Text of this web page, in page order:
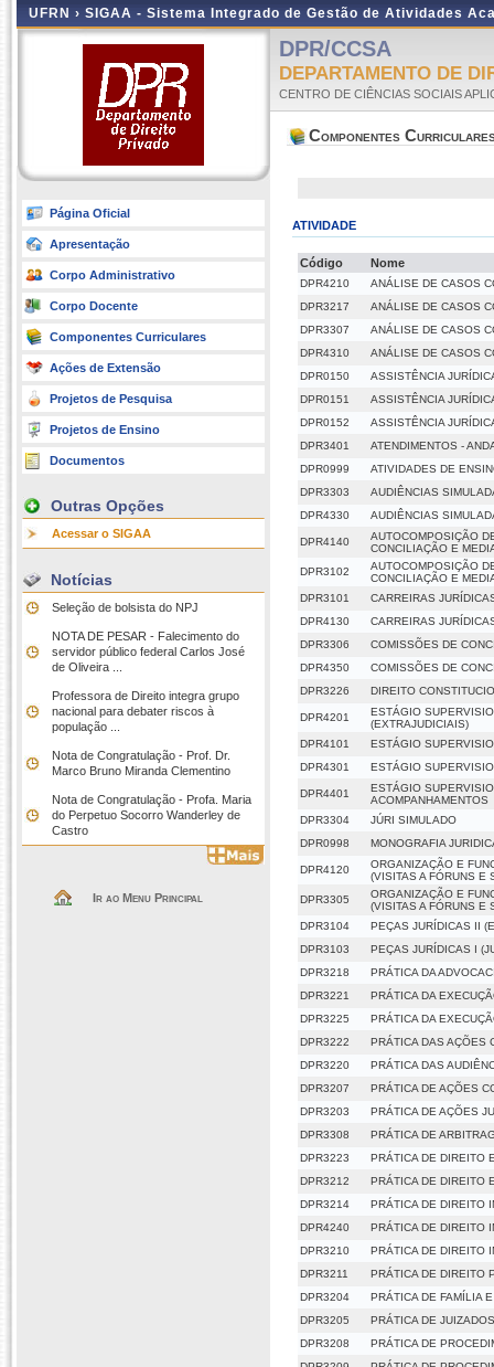
UFRN › SIGAA - Sistema Integrado de Gestão de Atividades
Página Oficial
Apresentação
Corpo Administrativo
Corpo Docente
Componentes Curriculares
Ações de Extensão
Projetos de Pesquisa
Projetos de Ensino
Documentos
Outras Opções
Acessar o SIGAA
Notícias
Seleção de bolsista do NPJ
NOTA DE PESAR - Falecimento do
servidor público federal Carlos José
de Oliveira ...
Professora de Direito integra grupo
nacional para debater riscos à
população ...
Nota de Congratulação - Prof. Dr.
Marco Bruno Miranda Clementino
Nota de Congratulação - Profa. Maria
do Perpetuo Socorro Wanderley de
Castro
Ir ao Menu Principal
DPR/CCSA
DEPARTAMENTO DE
CENTRO DE CIÊNCIAS SOCIAIS
Componentes
ATIVIDADE
Código Nome
DPR4210
ANÁLISE DE CASOS
DPR3217
ANÁLISE DE CASOS
DPR3307
ANÁLISE DE CASOS
DPR4310
ANÁLISE DE CASOS
DPR0150
ASSISTÊNCIA
DPR0151
ASSISTÊNCIA
DPR0152
ASSISTÊNCIA
DPR3401
ATENDIMENTOS -
DPR0999
ATIVIDADES DE
DPR3303
AUDIÊNCIAS
DPR4330
AUDIÊNCIAS
DPR4140
AUTOCOMPOSIÇÃO
CONCILIAÇÃO E
DPR3102
AUTOCOMPOSIÇÃO
CONCILIAÇÃO E
DPR3101
CARREIRAS
DPR4130
CARREIRAS
DPR3306
COMISSÕES DE
DPR4350
COMISSÕES DE
DPR3226
DIREITO
DPR4201
ESTÁGIO
(EXTRAJUDICIAIS)
DPR4101
ESTÁGIO
DPR4301
ESTÁGIO
DPR4401
ESTÁGIO
ACOMPANHAMENTOS
DPR3304
JÚRI SIMULADO
DPR0998
MONOGRAFIA
DPR4120
ORGANIZAÇÃO E
(VISITAS A FÓRUNS E
DPR3305
ORGANIZAÇÃO E
(VISITAS A FÓRUNS E
DPR3104
PEÇAS JURÍDICAS II
DPR3103
PEÇAS JURÍDICAS I
DPR3218
PRÁTICA DA
DPR3221
PRÁTICA DA
DPR3225
PRÁTICA DA
DPR3222
PRÁTICA DAS AÇÕES
DPR3220
PRÁTICA DAS
DPR3207
PRÁTICA DE AÇÕES
DPR3203
PRÁTICA DE AÇÕES
DPR3308
PRÁTICA DE
DPR3223
PRÁTICA DE DIREITO
DPR3212
PRÁTICA DE DIREITO
DPR3214
PRÁTICA DE DIREITO
DPR4240
PRÁTICA DE DIREITO
DPR3210
PRÁTICA DE DIREITO
DPR3211
PRÁTICA DE DIREITO
DPR3204
PRÁTICA DE FAMÍLIA
DPR3205
PRÁTICA DE
DPR3208
PRÁTICA DE